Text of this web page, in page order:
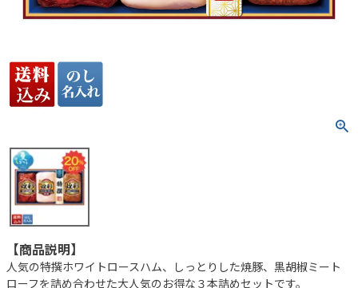
【商品説明】
人気の特撰ホワイトロースハム、しっとりした焼豚、黒胡椒ミート
ローフを詰め合わせた大人気のお得な３本詰めセットです。